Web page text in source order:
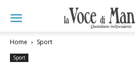
Home Sport
Sport